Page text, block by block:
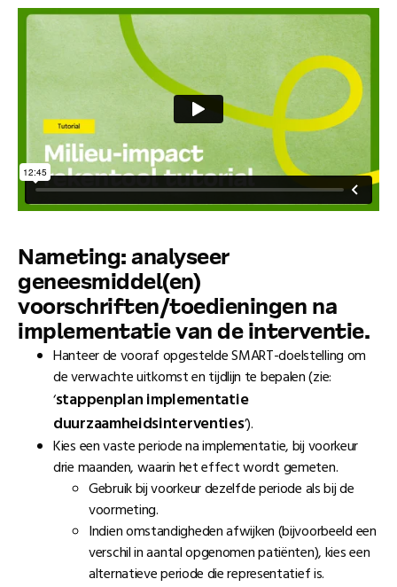
Nameting: analyseer
geneesmiddel(en)
voorschriften/toedieningen na
implementatie van de interventie.
Hanteer de vooraf opgestelde SMART-doelstelling om
de verwachte uitkomst en tijdlijn te bepalen (zie:
‘stappenplan implementatie
duurzaamheidsinterventies’).
Kies een vaste periode na implementatie, bij voorkeur
drie maanden, waarin het effect wordt gemeten.
Gebruik bij voorkeur dezelfde periode als bij de
voormeting.
Indien omstandigheden afwijken (bijvoorbeeld een
verschil in aantal opgenomen patiënten), kies een
alternatieve periode die representatief is.